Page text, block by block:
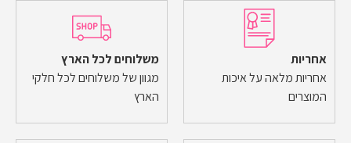
אחריות
אחריות מלאה על איכות
המוצרים
משלוחים לכל הארץ
מגוון של משלוחים לכל חלקי
הארץ